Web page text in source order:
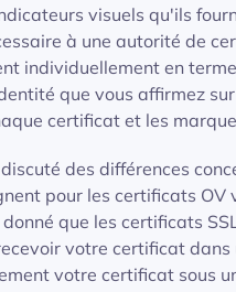
visuels qu'ils
à une autorité de
individuellement en
que vous affirmez
certificat et les
des différences
pour les certificats OV
que les certificats
votre certificat
votre certificat sous